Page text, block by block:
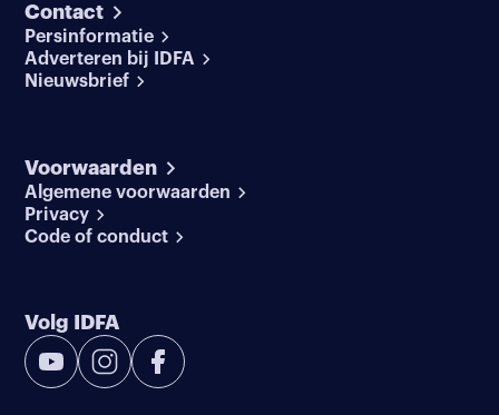
Contact
Persinformatie
Adverteren bij IDFA
Nieuwsbrief
Voorwaarden
Algemene voorwaarden
Privacy
Code of conduct
Volg IDFA